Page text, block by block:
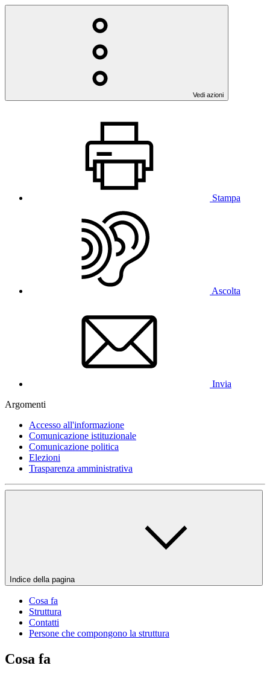
Vedi azioni
Stampa
Ascolta
Invia
Argomenti
Accesso all'informazione
Comunicazione istituzionale
Comunicazione politica
Elezioni
Trasparenza amministrativa
Indice della pagina
Cosa fa
Struttura
Contatti
Persone che compongono la struttura
Cosa fa